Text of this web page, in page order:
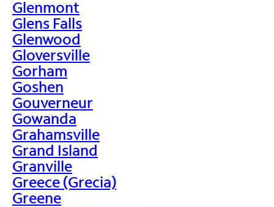
Glenmont
Glens Falls
Glenwood
Gloversville
Gorham
Goshen
Gouverneur
Gowanda
Grahamsville
Grand Island
Granville
Greece (Grecia)
Greene